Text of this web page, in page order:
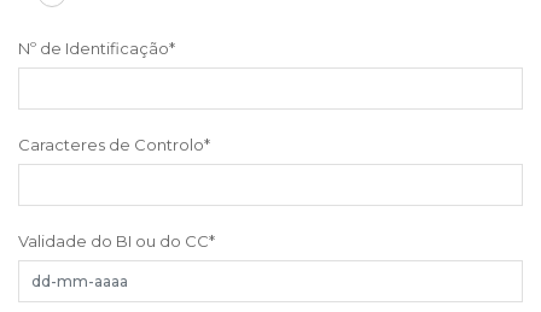
Nº de Identificação*
Caracteres de Controlo*
Validade do BI ou do CC*